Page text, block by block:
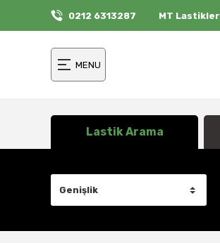
0212 6313287 MT Lastikler
MENU
Lastik Arama